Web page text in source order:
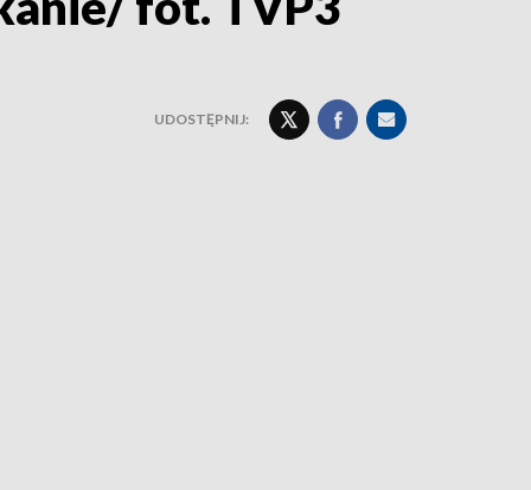
UDOSTĘPNIJ: